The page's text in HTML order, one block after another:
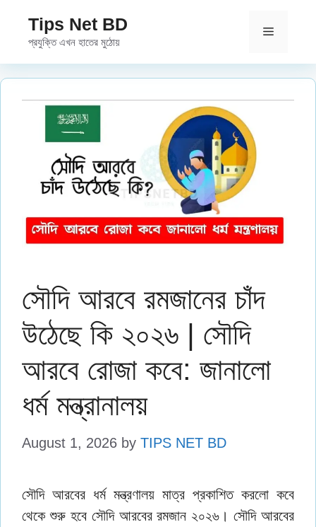
content
Tips Net BD
প্রযুক্তি এখন হাতের মুঠোয়
Menu
সৌদি আরবে রমজানের চাঁদ
উঠেছে কি ২০২৬ | সৌদি
আরবে রোজা কবে: জানালো
ধর্ম মন্ত্রানালয়
August 1, 2026 by TIPS NET BD
সৌদি আরবের ধর্ম মন্ত্রণালয় মাত্র প্রকাশিত করলো কবে
থেকে শুরু হবে সৌদি আরবের রমজান ২০২৬। সৌদি আরবের